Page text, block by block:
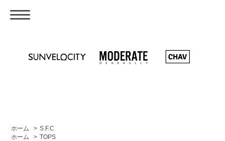
ホーム > S.F.C
ホーム
> TOPS